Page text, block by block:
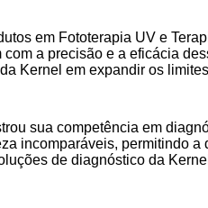
em Fototerapia UV e
a precisão e a eficácia
Kernel em expandir os
sua competência em
incomparáveis, permitindo
de diagnóstico da